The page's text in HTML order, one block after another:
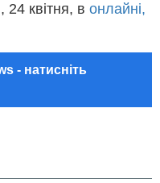
24 квітня, в онлайні,
- натисніть